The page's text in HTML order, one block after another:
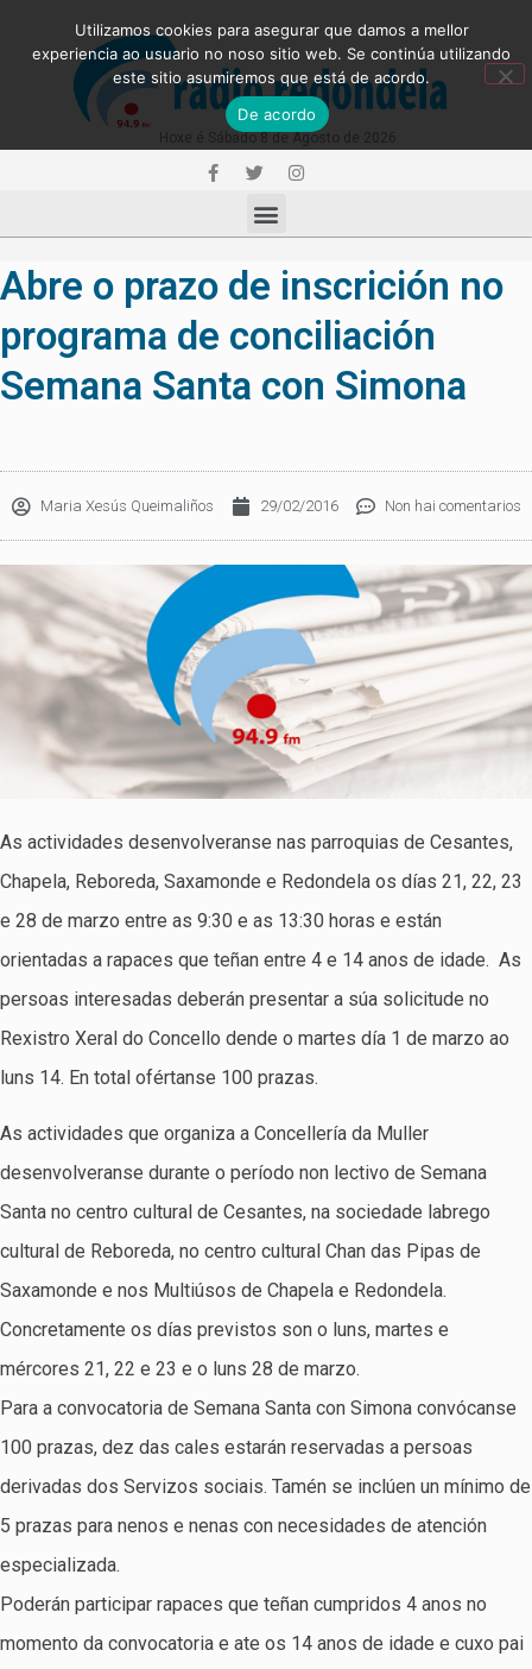
Abre o prazo de inscrición no
programa de conciliación
Semana Santa con Simona
Maria Xesús Queimaliños 29/02/2016 Non hai comentarios
As actividades desenvolveranse nas parroquias de Cesantes,
Chapela, Reboreda, Saxamonde e Redondela os días 21, 22, 23
e 28 de marzo entre as 9:30 e as 13:30 horas e están
orientadas a rapaces que teñan entre 4 e 14 anos de idade. As
persoas interesadas deberán presentar a súa solicitude no
Rexistro Xeral do Concello dende o martes día 1 de marzo ao
luns 14. En total ofértanse 100 prazas.
As actividades que organiza a Concellería da Muller
desenvolveranse durante o período non lectivo de Semana
Santa no centro cultural de Cesantes, na sociedade labrego
cultural de Reboreda, no centro cultural Chan das Pipas de
Saxamonde e nos Multiúsos de Chapela e Redondela.
Concretamente os días previstos son o luns, martes e
mércores 21, 22 e 23 e o luns 28 de marzo.
Para a convocatoria de Semana Santa con Simona convócanse
100 prazas, dez das cales estarán reservadas a persoas
derivadas dos Servizos sociais. Tamén se inclúen un mínimo de
5 prazas para nenos e nenas con necesidades de atención
especializada.
Poderán participar rapaces que teñan cumpridos 4 anos no
momento da convocatoria e ate os 14 anos de idade e cuxo pai
Utilizamos cookies para asegurar que damos a mellor
experiencia ao usuario no noso sitio web. Se continúa utilizando
este sitio asumiremos que está de acordo.
De acordo